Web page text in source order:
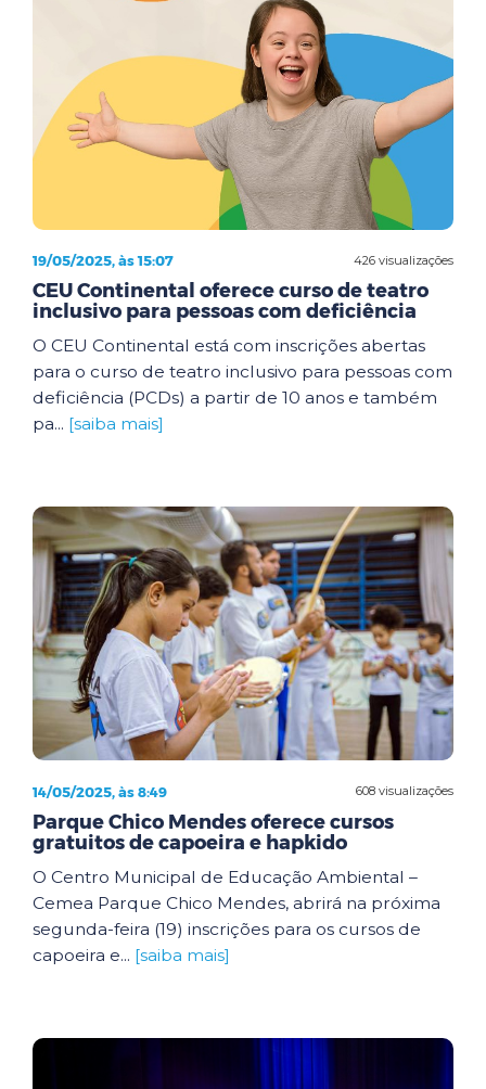
426 visualizações
19/05/2025, às 15:07
CEU Continental oferece curso de teatro
inclusivo para pessoas com deficiência
O CEU Continental está com inscrições abertas
para o curso de teatro inclusivo para pessoas com
deficiência (PCDs) a partir de 10 anos e também
pa... [saiba mais]
608 visualizações
14/05/2025, às 8:49
Parque Chico Mendes oferece cursos
gratuitos de capoeira e hapkido
O Centro Municipal de Educação Ambiental –
Cemea Parque Chico Mendes, abrirá na próxima
segunda-feira (19) inscrições para os cursos de
capoeira e... [saiba mais]